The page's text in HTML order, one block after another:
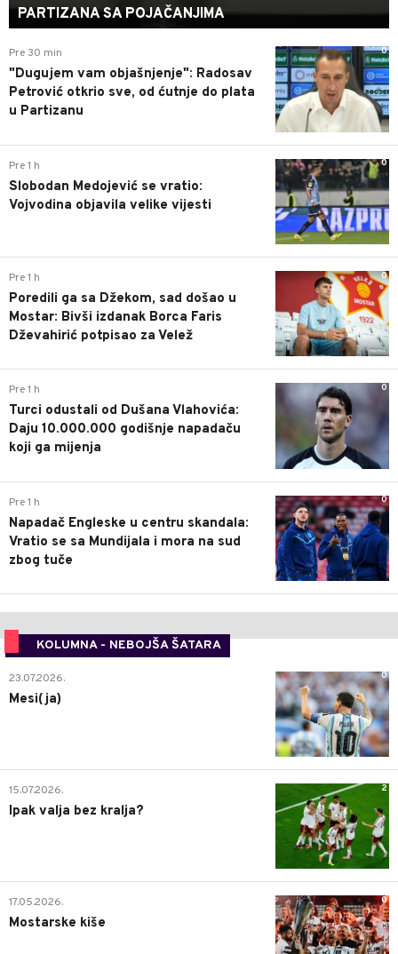
PARTIZANA SA POJAČANJIMA
0
Pre 30 min
"Dugujem vam objašnjenje": Radosav
Petrović otkrio sve, od ćutnje do plata
u Partizanu
0
Pre 1 h
Slobodan Medojević se vratio:
Vojvodina objavila velike vijesti
0
Pre 1 h
Poredili ga sa Džekom, sad došao u
Mostar: Bivši izdanak Borca Faris
Dževahirić potpisao za Velež
0
Pre 1 h
Turci odustali od Dušana Vlahovića:
Daju 10.000.000 godišnje napadaču
koji ga mijenja
0
Pre 1 h
Napadač Engleske u centru skandala:
Vratio se sa Mundijala i mora na sud
zbog tuče
KOLUMNA - NEBOJŠA ŠATARA
0
23.07.2026.
Mesi(ja)
2
15.07.2026.
Ipak valja bez kralja?
0
17.05.2026.
Mostarske kiše